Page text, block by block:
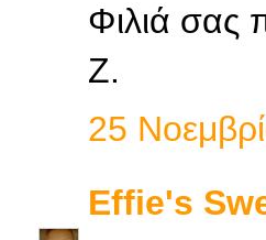
Φιλιά σας
Ζ.
25
Effie's